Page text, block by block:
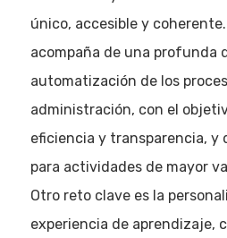
único, accesible y
acompaña de una profunda
automatización de los
administración, con el
eficiencia y transparencia, y
para actividades de mayor
Otro reto clave es la
experiencia de aprendizaje,